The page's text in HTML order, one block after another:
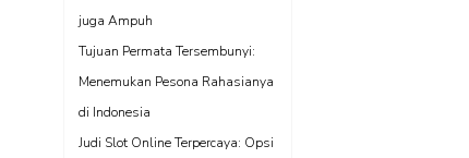
juga Ampuh
Tujuan Permata Tersembunyi:
Menemukan Pesona Rahasianya
di Indonesia
Judi Slot Online Terpercaya: Opsi